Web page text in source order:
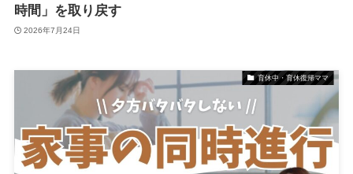
時間」を取り戻す
2026年7月24日
育休中・育休復帰ママ